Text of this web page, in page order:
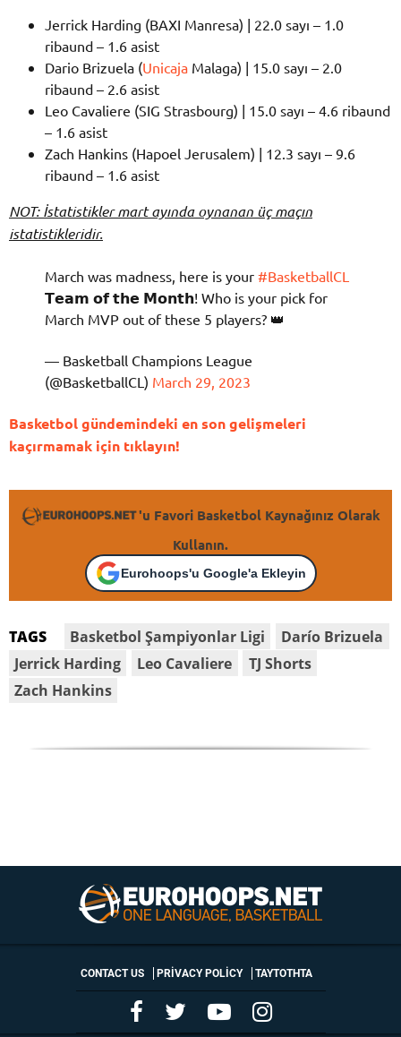
Jerrick Harding (BAXI Manresa) | 22.0 sayı – 1.0
ribaund – 1.6 asist
Dario Brizuela (Unicaja Malaga) | 15.0 sayı – 2.0
ribaund – 2.6 asist
Leo Cavaliere (SIG Strasbourg) | 15.0 sayı – 4.6 ribaund
– 1.6 asist
Zach Hankins (Hapoel Jerusalem) | 12.3 sayı – 9.6
ribaund – 1.6 asist
NOT: İstatistikler mart ayında oynanan üç maçın
istatistikleridir.
March was madness, here is your #BasketballCL
𝗧𝗲𝗮𝗺 𝗼𝗳 𝘁𝗵𝗲 𝗠𝗼𝗻𝘁𝗵! Who is your pick for
March MVP out of these 5 players? 👑
— Basketball Champions League
(@BasketballCL) March 29, 2023
Basketbol gündemindeki en son gelişmeleri
kaçırmamak için tıklayın!
'u Favori Basketbol Kaynağınız Olarak
Kullanın.
Eurohoops'u Google'a Ekleyin
TAGS Basketbol Şampiyonlar Ligi
Darío Brizuela
Jerrick Harding
Leo Cavaliere
TJ Shorts
Zach Hankins
CONTACT US PRIVACY POLICY ΤΑΥΤΟΤΗΤΑ